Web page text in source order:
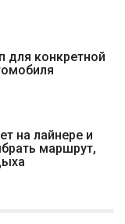
для конкретной
на лайнере и
маршрут,